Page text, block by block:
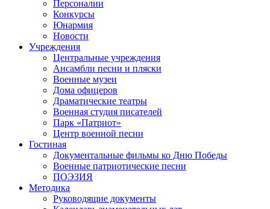
Персоналии
Конкурсы
Юнармия
Новости
Учреждения
Центральные учреждения
Ансамбли песни и пляски
Военные музеи
Дома офицеров
Драматические театры
Военная студия писателей
Парк «Патриот»
Центр военной песни
Гостиная
Документальные фильмы ко Дню Победы
Военные патриотические песни
ПОЭЗИЯ
Методика
Руководящие документы